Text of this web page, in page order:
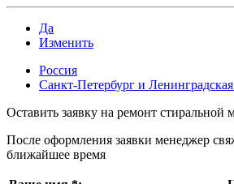
Да
Изменить
Россия
Санкт-Петербург и Ленинградская
Оставить заявку на ремонт
После оформления заявки менеджер
ближайшее время